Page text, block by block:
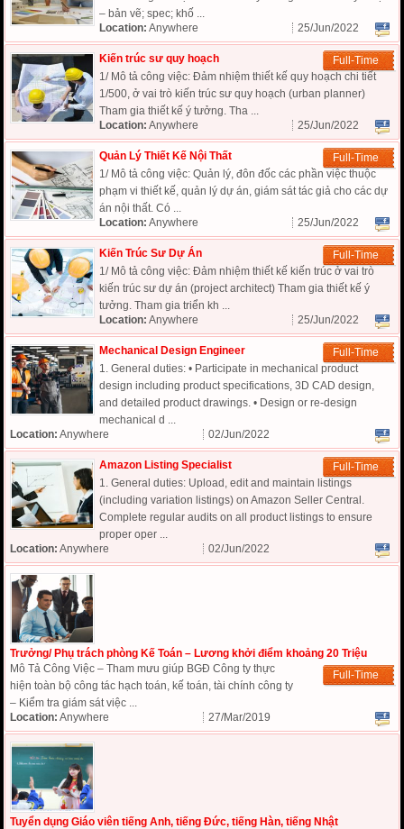
– bản vẽ; spec; khố ...
Location: Anywhere 25/Jun/2022
Kiến trúc sư quy hoạch
Full-Time
1/ Mô tả công việc: Đảm nhiệm thiết kế quy hoạch chi tiết
1/500, ở vai trò kiến trúc sư quy hoạch (urban planner)
Tham gia thiết kế ý tưởng. Tha ...
Location: Anywhere 25/Jun/2022
Quản Lý Thiết Kế Nội Thất
Full-Time
1/ Mô tả công việc: Quản lý, đôn đốc các phần việc thuộc
phạm vi thiết kế, quản lý dự án, giám sát tác giả cho các dự
án nội thất. Có ...
Location: Anywhere 25/Jun/2022
Kiến Trúc Sư Dự Án
Full-Time
1/ Mô tả công việc: Đảm nhiệm thiết kế kiến trúc ở vai trò
kiến trúc sư dự án (project architect) Tham gia thiết kế ý
tưởng. Tham gia triển kh ...
Location: Anywhere 25/Jun/2022
Mechanical Design Engineer
Full-Time
1. General duties: • Participate in mechanical product
design including product specifications, 3D CAD design,
and detailed product drawings. • Design or re-design
mechanical d ...
Location: Anywhere 02/Jun/2022
Amazon Listing Specialist
Full-Time
1. General duties: Upload, edit and maintain listings
(including variation listings) on Amazon Seller Central.
Complete regular audits on all product listings to ensure
proper oper ...
Location: Anywhere 02/Jun/2022
Trưởng/ Phụ trách phòng Kế Toán – Lương khởi điểm khoảng 20 Triệu
Full-Time
Mô Tả Công Việc – Tham mưu giúp BGĐ Công ty thực
hiện toàn bộ công tác hạch toán, kế toán, tài chính công ty
– Kiểm tra giám sát việc ...
Location: Anywhere 27/Mar/2019
Tuyển dụng Giáo viên tiếng Anh, tiếng Đức, tiếng Hàn, tiếng Nhật